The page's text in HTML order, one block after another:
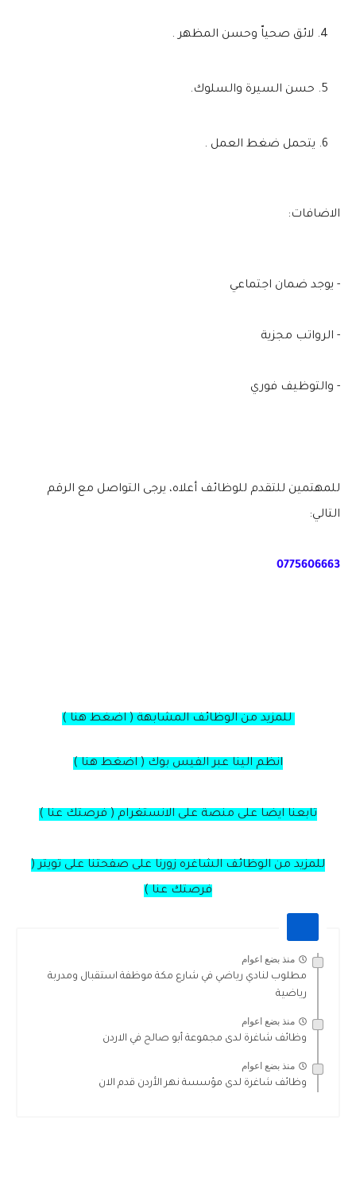
لائق صحياّ وحسن المظهر .
حسن السيرة والسلوك.
يتحمل ضغط العمل .
الاضافات:
- يوجد ضمان اجتماعي
- الرواتب مجزية
- والتوظيف فوري
للمهتمين للتقدم للوظائف أعلاه، يرجى التواصل مع الرقم
التالي:
0775606663
للمزيد من الوظائف المشابهة ( اضغط هنا )
انظم الينا عبر الفيس بوك ( اضغط هنا )
تابعنا ايضا على منصة على الانستغرام ( فرصتك عنا )
للمزيد من الوظائف الشاغره زورنا على صفحتنا على تويتر (
فرصتك عنا )
منذ بضع اعوام
مطلوب لنادي رياضي في شارع مكة موظفة استقبال ومدربة
رياضية
منذ بضع اعوام
وظائف شاغرة لدى مجموعة أبو صالح في الاردن
منذ بضع اعوام
وظائف شاغرة لدى مؤسسة نهر الأردن قدم الان